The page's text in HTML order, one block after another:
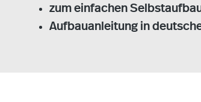
zum einfachen
Aufbauanleitung in